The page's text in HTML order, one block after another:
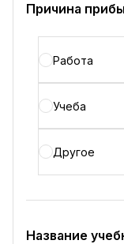
Причина
Работа
Учеба
Другое
Название